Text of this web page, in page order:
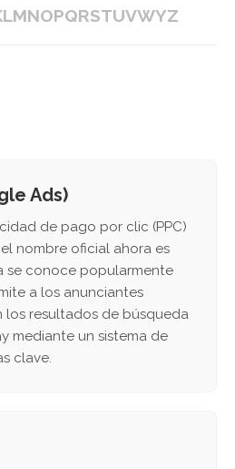
LMNOPQRSTUVWYZ
Ads)
de pago por clic (PPC)
nombre oficial ahora es
se conoce popularmente
a los anunciantes
los resultados de búsqueda
mediante un sistema de
clave.